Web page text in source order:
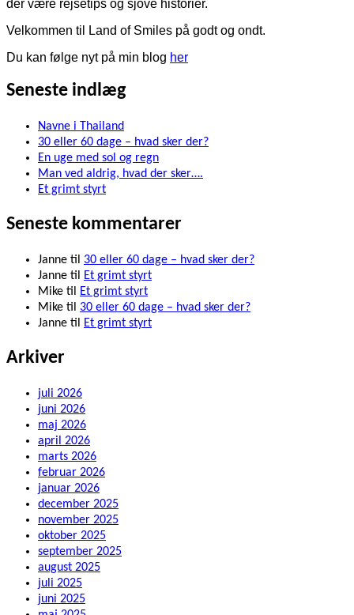
der være rejsetips og sjove historier.
Velkommen til Land of Smiles på godt og ondt.
Du kan følge nyt på min blog her
Seneste indlæg
Navne i Thailand
30 eller 60 dage – hvad sker der?
En uge med sol og regn
Man ved aldrig, hvad der sker….
Et grimt styrt
Seneste kommentarer
Janne til 30 eller 60 dage – hvad sker der?
Janne til
Et grimt styrt
Mike til
Et grimt styrt
Mike til 30 eller 60 dage – hvad sker der?
Janne til Et grimt styrt
Arkiver
juli 2026
juni 2026
maj 2026
april 2026
marts 2026
februar 2026
januar 2026
december 2025
november 2025
oktober 2025
september 2025
august 2025
juli 2025
juni 2025